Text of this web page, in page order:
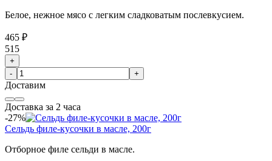
Белое, нежное мясо с легким сладковатым послевкусием.
465 ₽
515
+
-
+
Доставим
Доставка за 2 часа
-27%
Сельдь филе-кусочки в масле, 200г
Отборное филе сельди в масле.